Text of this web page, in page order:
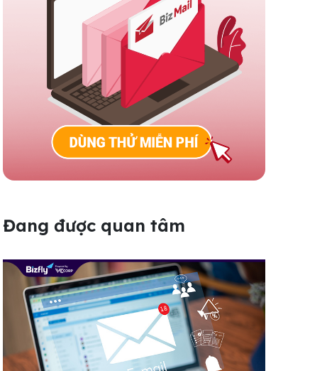
Đang được quan tâm